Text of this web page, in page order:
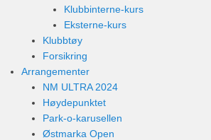
Klubbinterne-kurs
Eksterne-kurs
Klubbtøy
Forsikring
Arrangementer
NM ULTRA 2024
Høydepunktet
Park-o-karusellen
Østmarka Open